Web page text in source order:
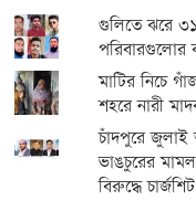
গুলিতে ঝরে
পরিবারগুলোর
মাটির নিচে
শহরে নারী
চাঁদপুরে
ভাঙচুরের
বিরুদ্ধে চার্জশিট